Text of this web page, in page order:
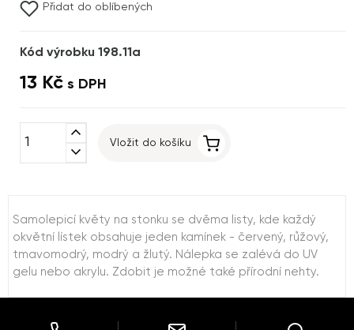
Přidat do oblíbených
Kód výrobku 198.11a
13 Kč s DPH
expand_less
expand_more
Vložit do košíku
Samolepicí květy na stonku se dvěma listy, kde každý
okvětní lístek obsahuje jeden kamínek - červený, růžový,
tmavomodrý, modrý a žlutý. Nálepka se zalévá do UV
gelu nebo akrylu. Zdobit je možné také přírodní nehty.